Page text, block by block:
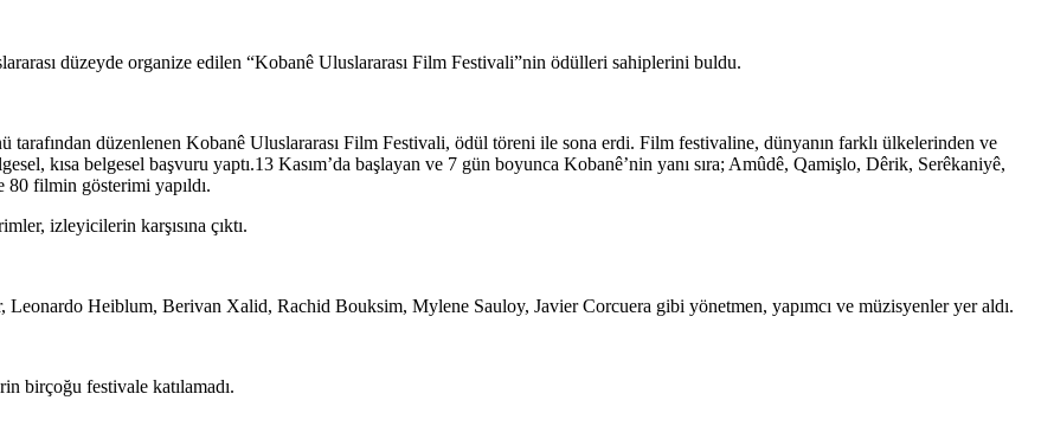
düzeyde organize edilen “Kobanê Uluslararası Film Festivali”nin ödülleri sahiplerini buldu.
tarafından düzenlenen Kobanê Uluslararası Film Festivali, ödül töreni ile sona erdi. Film festivaline, dünyanın farklı ülkelerinden ve
kısa belgesel başvuru yaptı.13 Kasım’da başlayan ve 7 gün boyunca Kobanê’nin yanı sıra; Amûdê, Qamişlo, Dêrik, Serêkaniyê,
filmin gösterimi yapıldı.
izleyicilerin karşısına çıktı.
Heiblum, Berivan Xalid, Rachid Bouksim, Mylene Sauloy, Javier Corcuera gibi yönetmen, yapımcı ve müzisyenler yer aldı.
birçoğu festivale katılamadı.